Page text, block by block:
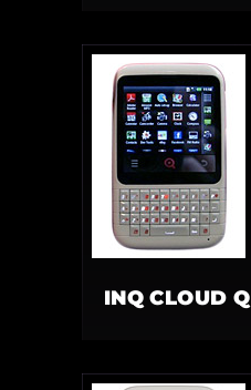
INQ CLOUD Q